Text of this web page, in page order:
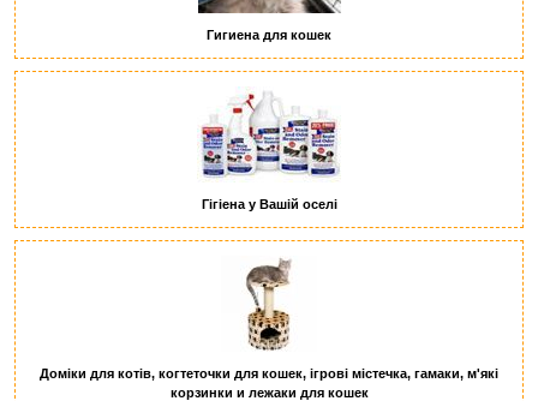
Гигиена для кошек
Гігіена у Вашій оселі
Доміки для котів, когтеточки для кошек, ігрові містечка, гамаки, м'які
корзинки и лежаки для кошек